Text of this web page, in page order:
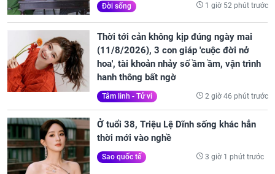
Đời sống 1 giờ 52 phút trước
Thời tới cản không kịp đúng ngày mai
(11/8/2026), 3 con giáp 'cuộc đời nở
hoa', tài khoản nhảy số ầm ầm, vận trình
hanh thông bất ngờ
Tâm linh - Tử vi 2 giờ 46 phút trước
Ở tuổi 38, Triệu Lệ Dĩnh sống khác hẳn
thời mới vào nghề
Sao quốc tế 3 giờ 1 phút trước